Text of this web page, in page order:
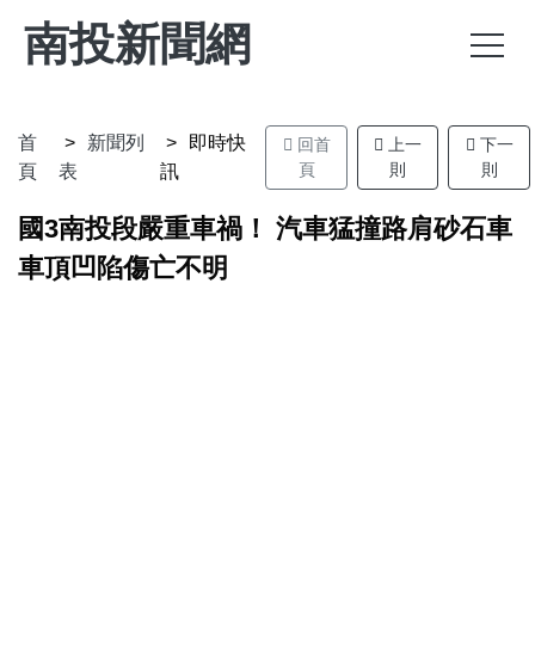
南投新聞網
首
頁
新聞列
表
即時快
訊
回首
頁
上一
則
下一
則
國3南投段嚴重車禍！ 汽車猛撞路肩砂石車
車頂凹陷傷亡不明